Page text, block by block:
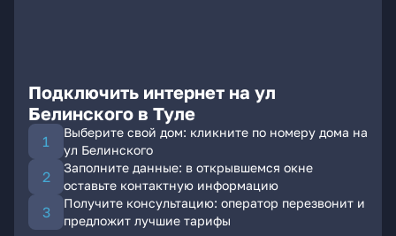
Подключить интернет на ул
Белинского в Туле
Выберите свой дом: кликните по номеру дома на
ул Белинского
Заполните данные: в открывшемся окне
оставьте контактную информацию
Получите консультацию: оператор перезвонит и
предложит лучшие тарифы